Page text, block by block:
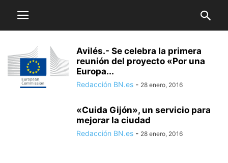
Avilés.- Se celebra la primera
reunión del proyecto «Por una
Europa...
Redacción BN.es - 28 enero, 2016
«Cuida Gijón», un servicio para
mejorar la ciudad
Redacción BN.es - 28 enero, 2016